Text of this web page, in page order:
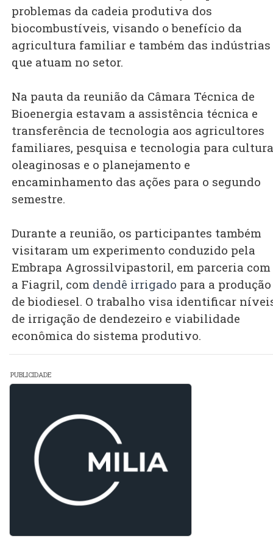
problemas da cadeia produtiva dos
biocombustíveis, visando o benefício da
agricultura familiar e também das indústrias
que atuam no setor.
Na pauta da reunião da Câmara Técnica de
Bioenergia estavam a assistência técnica e
transferência de tecnologia aos agricultores
familiares, pesquisa e tecnologia para
oleaginosas e o planejamento e
encaminhamento das ações para o segundo
semestre.
Durante a reunião, os participantes também
visitaram um experimento conduzido pela
Embrapa Agrossilvipastoril, em parceria com
a Fiagril, com dendê irrigado para a produção
de biodiesel. O trabalho visa identificar
de irrigação de dendezeiro e viabilidade
econômica do sistema produtivo.
PUBLICIDADE